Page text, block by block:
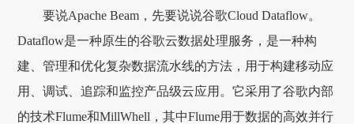
要说Apache Beam，先要说说谷歌Cloud Dataflow。
Dataflow是一种原生的谷歌云数据处理服务，是一种构
建、管理和优化复杂数据流水线的方法，用于构建移动应
用、调试、追踪和监控产品级云应用。它采用了谷歌内部
的技术Flume和MillWhell，其中Flume用于数据的高效并行